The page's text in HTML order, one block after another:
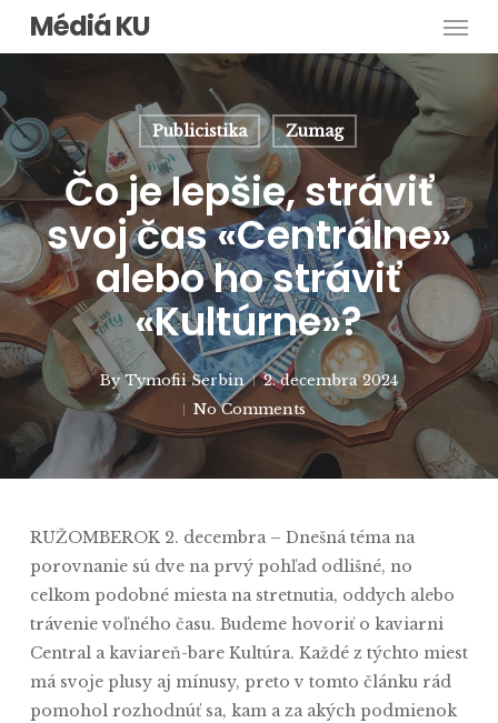
Skip
content
Médiá KU
Publicistika Zumag
Čo je lepšie, stráviť
svoj čas «Centrálne»
alebo ho stráviť
«Kultúrne»?
By Tymofii Serbin
2. decembra 2024
No Comments
RUŽOMBEROK 2. decembra – Dnešná téma na
porovnanie sú dve na prvý pohľad odlišné, no
celkom podobné miesta na stretnutia, oddych alebo
trávenie voľného času. Budeme hovoriť o kaviarni
Central a kaviareň-bare Kultúra. Každé z týchto miest
má svoje plusy aj mínusy, preto v tomto článku rád
pomohol rozhodnúť sa, kam a za akých podmienok